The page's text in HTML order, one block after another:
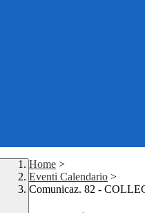
Home >
Eventi Calendario >
Comunicaz. 82 -